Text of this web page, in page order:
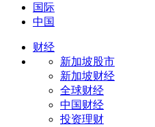
国际
中国
财经
新加坡股市
新加坡财经
全球财经
中国财经
投资理财